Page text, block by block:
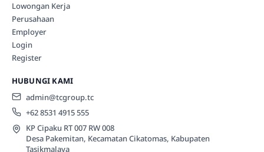
Lowongan Kerja
Perusahaan
Employer
Login
Register
HUBUNGI KAMI
admin@tcgroup.tc
+62 8531 4915 555
KP Cipaku RT 007 RW 008
Desa Pakemitan, Kecamatan Cikatomas, Kabupaten
Tasikmalaya